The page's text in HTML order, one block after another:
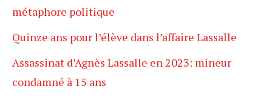
métaphore politique
Quinze ans pour l’élève dans l’affaire Lassalle
Assassinat d’Agnès Lassalle en 2023: mineur
condamné à 15 ans